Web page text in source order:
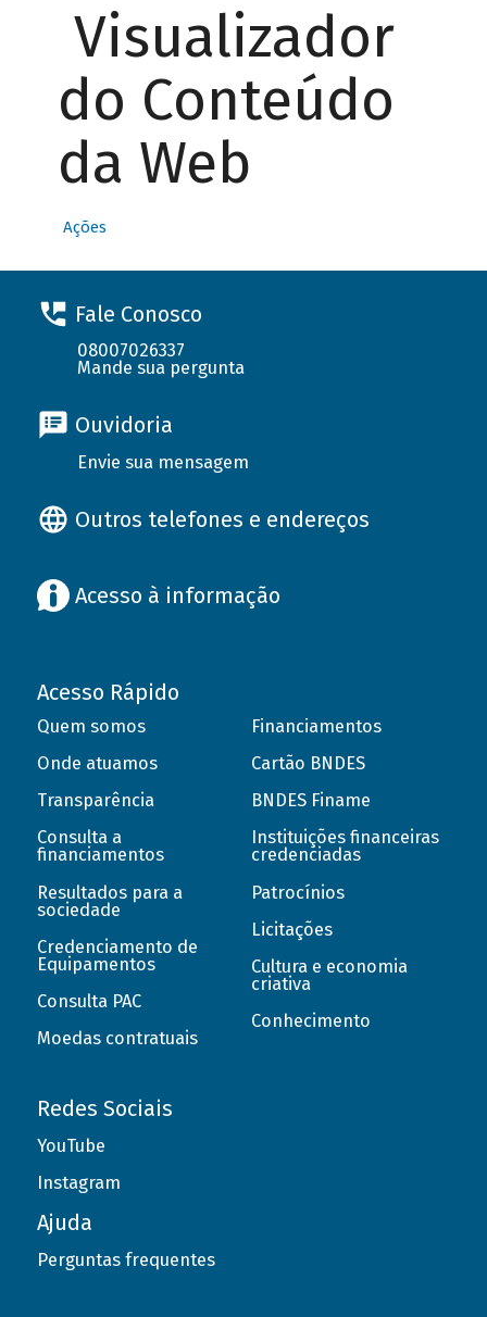
Visualizador
do Conteúdo
da Web
Ações
Fale Conosco
08007026337
Mande sua pergunta
Ouvidoria
Envie sua mensagem
Outros telefones e endereços
Acesso à informação
Acesso Rápido
Quem somos
Onde atuamos
Transparência
Consulta a
financiamentos
Resultados para a
sociedade
Credenciamento de
Equipamentos
Consulta PAC
Moedas contratuais
Financiamentos
Cartão BNDES
BNDES Finame
Instituições financeiras
credenciadas
Patrocínios
Licitações
Cultura e economia
criativa
Conhecimento
Redes Sociais
YouTube
Instagram
Ajuda
Perguntas frequentes